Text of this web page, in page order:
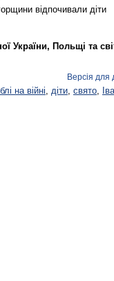
відпочивали діти
України, Польщі та
Версія для
на війні, діти, свято,